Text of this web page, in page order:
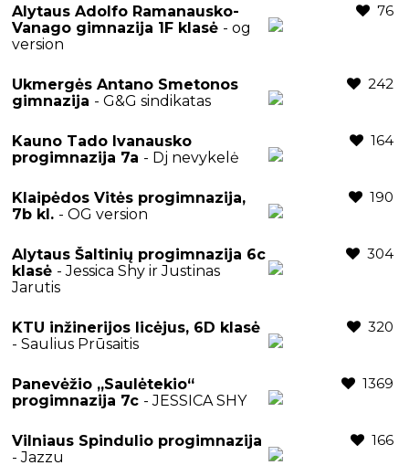
Alytaus Adolfo Ramanausko-
Vanago gimnazija 1F klasė - og
version
76
Ukmergės Antano Smetonos
gimnazija - G&G sindikatas
242
Kauno Tado Ivanausko
progimnazija 7a - Dj nevykelė
164
Klaipėdos Vitės progimnazija,
7b kl. - OG version
190
Alytaus Šaltinių progimnazija 6c
klasė - Jessica Shy ir Justinas
Jarutis
304
KTU inžinerijos licėjus, 6D klasė
- Saulius Prūsaitis
320
Panevėžio „Saulėtekio“
progimnazija 7c - JESSICA SHY
1369
Vilniaus Spindulio progimnazija
- Jazzu
166